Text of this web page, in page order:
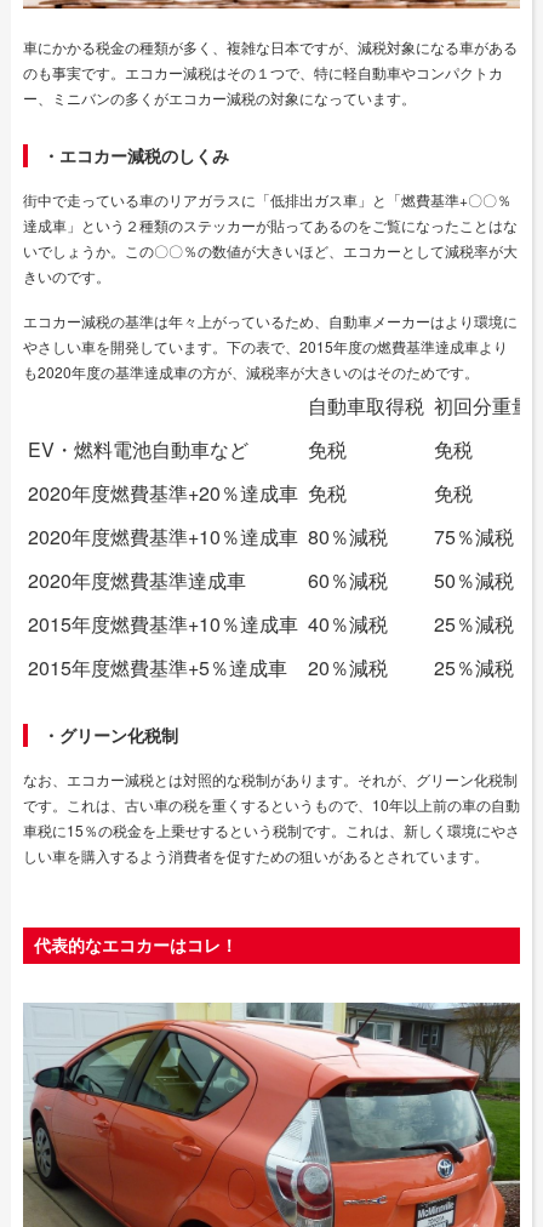
車にかかる税金の種類が多く、複雑な日本ですが、減税対象になる車がある
のも事実です。エコカー減税はその１つで、特に軽自動車やコンパクトカ
ー、ミニバンの多くがエコカー減税の対象になっています。
・エコカー減税のしくみ
街中で走っている車のリアガラスに「低排出ガス車」と「燃費基準+〇〇％
達成車」という２種類のステッカーが貼ってあるのをご覧になったことはな
いでしょうか。この〇〇％の数値が大きいほど、エコカーとして減税率が大
きいのです。
エコカー減税の基準は年々上がっているため、自動車メーカーはより環境に
やさしい車を開発しています。下の表で、2015年度の燃費基準達成車より
も2020年度の基準達成車の方が、減税率が大きいのはそのためです。
自動車取得税 初回分重量
EV・燃料電池自動車など
免税
免税
2020年度燃費基準+20％達成車 免税
免税
2020年度燃費基準+10％達成車 80％減税
75％減税
2020年度燃費基準達成車
60％減税
50％減税
2015年度燃費基準+10％達成車 40％減税
25％減税
2015年度燃費基準+5％達成車
20％減税 25％減税
・グリーン化税制
なお、エコカー減税とは対照的な税制があります。それが、グリーン化税制
です。これは、古い車の税を重くするというもので、10年以上前の車の自動
車税に15％の税金を上乗せするという税制です。これは、新しく環境にやさ
しい車を購入するよう消費者を促すための狙いがあるとされています。
代表的なエコカーはコレ！